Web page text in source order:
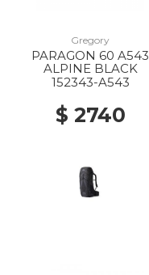
Gregory
PARAGON 60 A543
ALPINE BLACK
152343-A543
$ 2740